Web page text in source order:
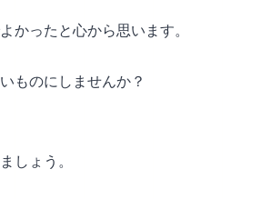
かったと心から思います。
ものにしませんか？
しょう。